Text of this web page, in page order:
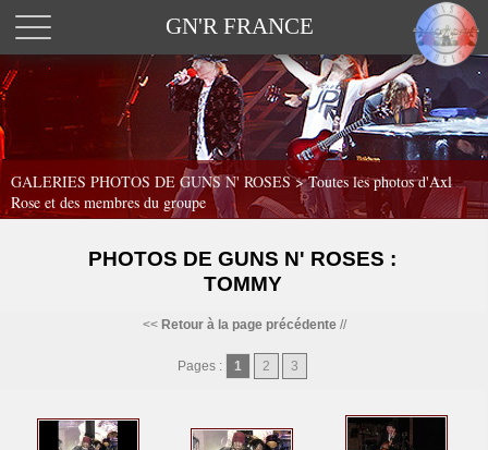
GN'R FRANCE
GALERIES PHOTOS DE GUNS N' ROSES >Toutes les photos d'Axl
Rose et des membres du groupe
PHOTOS DE GUNS N' ROSES :
TOMMY
<< Retour à la page précédente//
Pages : 1 2 3